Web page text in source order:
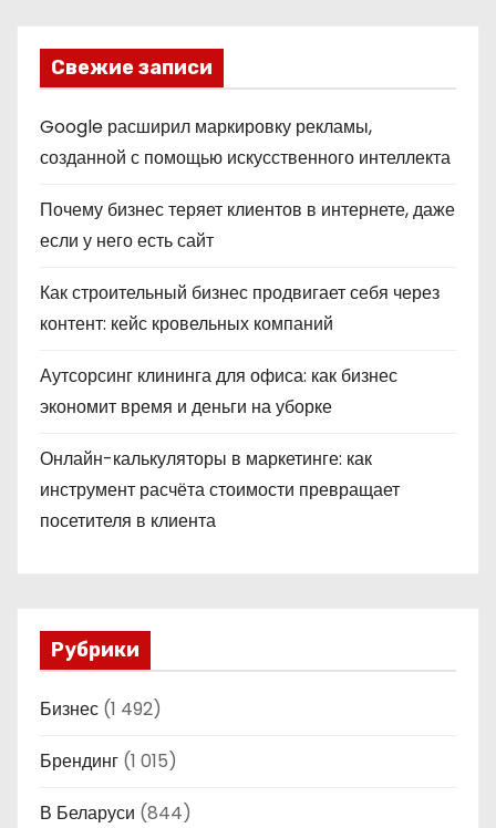
Свежие записи
Google расширил маркировку рекламы,
созданной с помощью искусственного интеллекта
Почему бизнес теряет клиентов в интернете, даже
если у него есть сайт
Как строительный бизнес продвигает себя через
контент: кейс кровельных компаний
Аутсорсинг клининга для офиса: как бизнес
экономит время и деньги на уборке
Онлайн-калькуляторы в маркетинге: как
инструмент расчёта стоимости превращает
посетителя в клиента
Рубрики
Бизнес (1 492)
Брендинг (1 015)
В Беларуси (844)